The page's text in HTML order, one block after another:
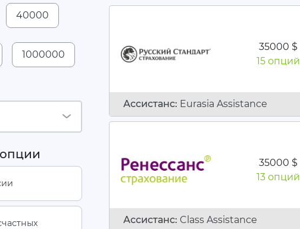
40000
1000000
35000 $
15 опций
Ассистанc: Eurasia Assistance
35000 $
13 опций
Ассистанc: Class Assistance